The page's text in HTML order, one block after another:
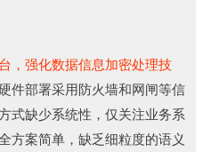
，强化数据信息加密处理技
件部署采用防火墙和网闸等信
式缺少系统性，仅关注业务系
方案简单，缺乏细粒度的语义